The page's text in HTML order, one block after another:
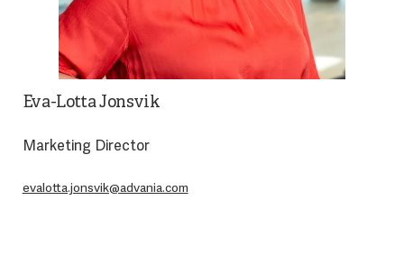
Eva-Lotta Jonsvik
Marketing Director
evalotta.jonsvik@advania.com